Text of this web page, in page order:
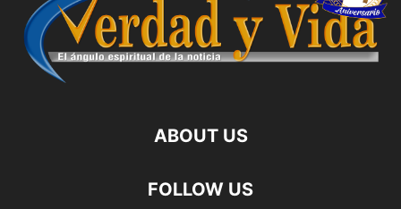
ABOUT US
FOLLOW US